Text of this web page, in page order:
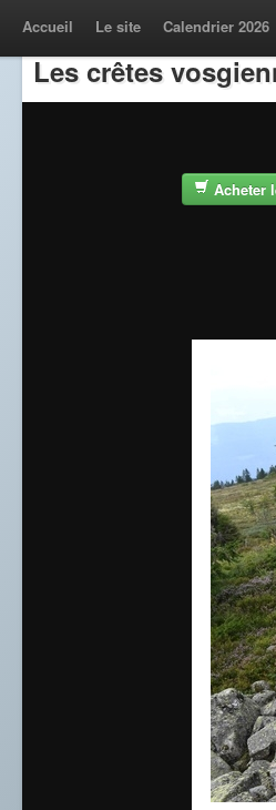
Accueil Le site Calendrier 2026
Les crêtes
Acheter